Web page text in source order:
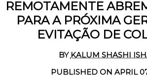
REMOTAMENTE
PARA A PRÓXIMA
EVITAÇÃO DE
BY KALUM SHASHI
PUBLISHED ON APRIL